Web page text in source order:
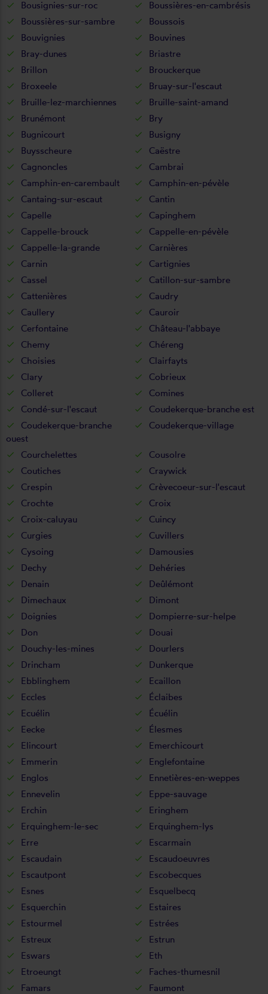
Bousignies-sur-roc
Boussières-en-cambrésis
Boussières-sur-sambre
Boussois
Bouvignies
Bouvines
Bray-dunes
Briastre
Brillon
Brouckerque
Broxeele
Bruay-sur-l'escaut
Bruille-lez-marchiennes
Bruille-saint-amand
Brunémont
Bry
Bugnicourt
Busigny
Buysscheure
Caëstre
Cagnoncles
Cambrai
Camphin-en-carembault
Camphin-en-pévèle
Cantaing-sur-escaut
Cantin
Capelle
Capinghem
Cappelle-brouck
Cappelle-en-pévèle
Cappelle-la-grande
Carnières
Carnin
Cartignies
Cassel
Catillon-sur-sambre
Cattenières
Caudry
Caullery
Cauroir
Cerfontaine
Château-l'abbaye
Chemy
Chéreng
Choisies
Clairfayts
Clary
Cobrieux
Colleret
Comines
Condé-sur-l'escaut
Coudekerque-branche est
Coudekerque-branche
ouest
Coudekerque-village
Courchelettes
Cousolre
Coutiches
Craywick
Crespin
Crèvecoeur-sur-l'escaut
Crochte
Croix
Croix-caluyau
Cuincy
Curgies
Cuvillers
Cysoing
Damousies
Dechy
Dehéries
Denain
Deûlémont
Dimechaux
Dimont
Doignies
Dompierre-sur-helpe
Don
Douai
Douchy-les-mines
Dourlers
Drincham
Dunkerque
Ebblinghem
Ecaillon
Eccles
Éclaibes
Ecuélin
Écuélin
Eecke
Élesmes
Elincourt
Emerchicourt
Emmerin
Englefontaine
Englos
Ennetières-en-weppes
Ennevelin
Eppe-sauvage
Erchin
Eringhem
Erquinghem-le-sec
Erquinghem-lys
Erre
Escarmain
Escaudain
Escaudoeuvres
Escautpont
Escobecques
Esnes
Esquelbecq
Esquerchin
Estaires
Estourmel
Estrées
Estreux
Estrun
Eswars
Eth
Etroeungt
Faches-thumesnil
Famars
Faumont